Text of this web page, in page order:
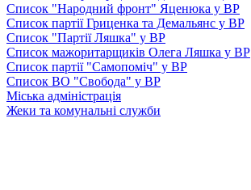
Список "Народний фронт" Яценюка у ВР
Список партії Гриценка та Демальянс у ВР
Список "Партії Ляшка" у ВР
Список мажоритарщиків Олега Ляшка у ВР
Список партії "Самопоміч" у ВР
Список ВО "Свобода" у ВР
Міська адміністрація
Жеки та комунальні служби